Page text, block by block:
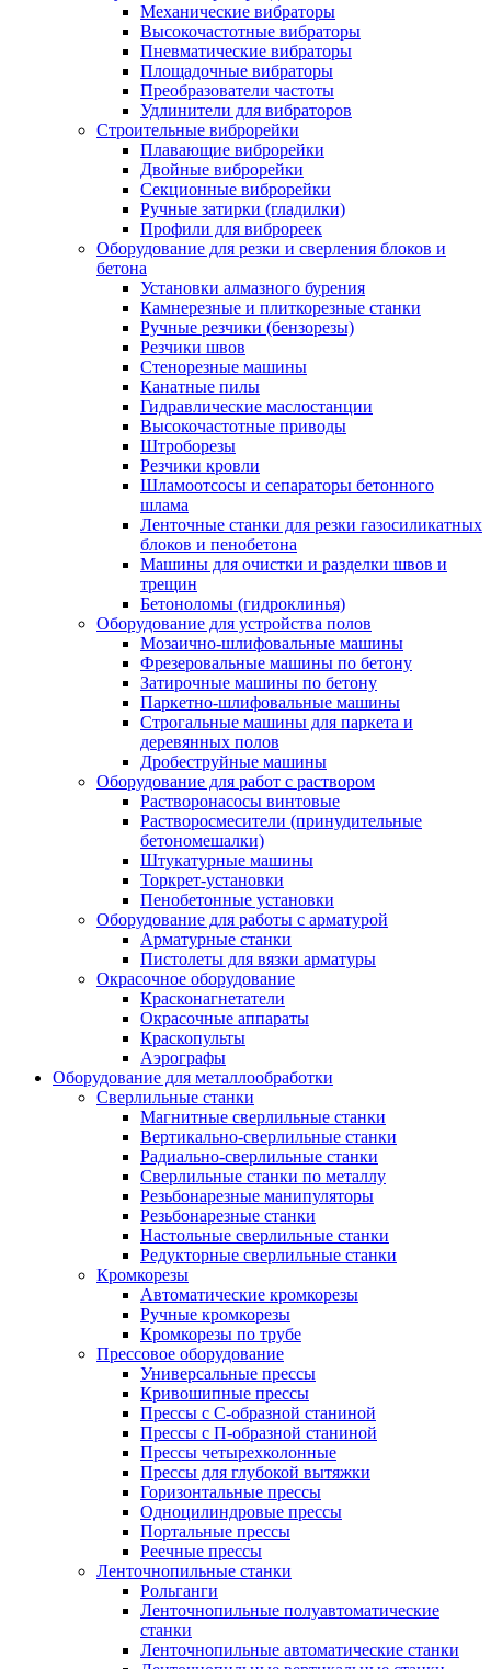
Механические вибраторы
Высокочастотные вибраторы
Пневматические вибраторы
Площадочные вибраторы
Преобразователи частоты
Удлинители для вибраторов
Строительные виброрейки
Плавающие виброрейки
Двойные виброрейки
Секционные виброрейки
Ручные затирки (гладилки)
Профили для виброреек
Оборудование для резки и сверления блоков и
бетона
Установки алмазного бурения
Камнерезные и плиткорезные станки
Ручные резчики (бензорезы)
Резчики швов
Стенорезные машины
Канатные пилы
Гидравлические маслостанции
Высокочастотные приводы
Штроборезы
Резчики кровли
Шламоотсосы и сепараторы бетонного
шлама
Ленточные станки для резки газосиликатных
блоков и пенобетона
Машины для очистки и разделки швов и
трещин
Бетоноломы (гидроклинья)
Оборудование для устройства полов
Мозаично-шлифовальные машины
Фрезеровальные машины по бетону
Затирочные машины по бетону
Паркетно-шлифовальные машины
Строгальные машины для паркета и
деревянных полов
Дробеструйные машины
Оборудование для работ с раствором
Растворонасосы винтовые
Растворосмесители (принудительные
бетономешалки)
Штукатурные машины
Торкрет-установки
Пенобетонные установки
Оборудование для работы с арматурой
Арматурные станки
Пистолеты для вязки арматуры
Окрасочное оборудование
Красконагнетатели
Окрасочные аппараты
Краскопульты
Аэрографы
Оборудование для металлообработки
Сверлильные станки
Магнитные сверлильные станки
Вертикально-сверлильные станки
Радиально-сверлильные станки
Сверлильные станки по металлу
Резьбонарезные манипуляторы
Резьбонарезные станки
Настольные сверлильные станки
Редукторные сверлильные станки
Кромкорезы
Автоматические кромкорезы
Ручные кромкорезы
Кромкорезы по трубе
Прессовое оборудование
Универсальные прессы
Кривошипные прессы
Прессы с С-образной станиной
Прессы с П-образной станиной
Прессы четырехколонные
Прессы для глубокой вытяжки
Горизонтальные прессы
Одноцилиндровые прессы
Портальные прессы
Реечные прессы
Ленточнопильные станки
Рольганги
Ленточнопильные полуавтоматические
станки
Ленточнопильные автоматические станки